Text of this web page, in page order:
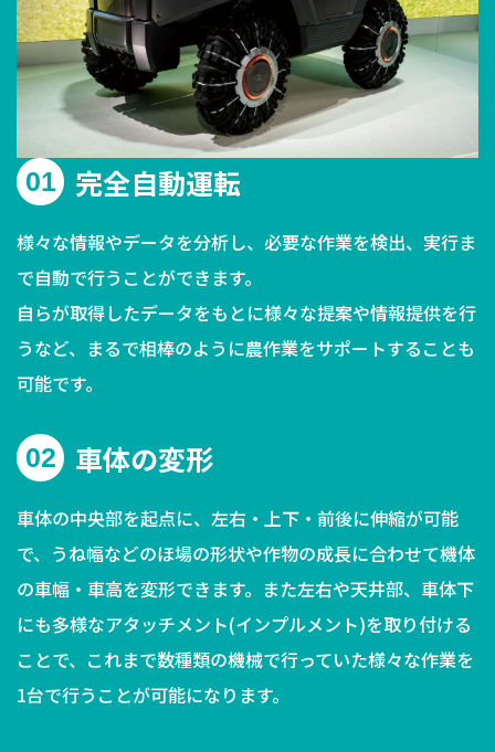
01 完全自動運転
様々な情報やデータを分析し、必要な作業を検出、実行ま
で自動で行うことができます。
自らが取得したデータをもとに様々な提案や情報提供を行
うなど、まるで相棒のように農作業をサポートすることも
可能です。
02 車体の変形
車体の中央部を起点に、左右・上下・前後に伸縮が可能
で、うね幅などのほ場の形状や作物の成長に合わせて機体
の車幅・車高を変形できます。また左右や天井部、車体下
にも多様なアタッチメント(インプルメント)を取り付ける
ことで、これまで数種類の機械で行っていた様々な作業を
1台で行うことが可能になります。